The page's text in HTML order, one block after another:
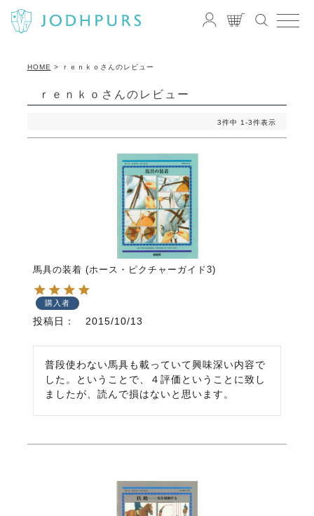
HOME ｒｅｎｋｏさんのレビュー
ｒｅｎｋｏさんのレビュー
3件中 1-3件表示
馬具の装着 (ホース・ピクチャーガイド3)
購入者
投稿日 2015/10/13
普段使わない馬具も載っていて興味深い内容で
した。ということで、４評価ということに致し
ましたが、読んで損はないと思います。